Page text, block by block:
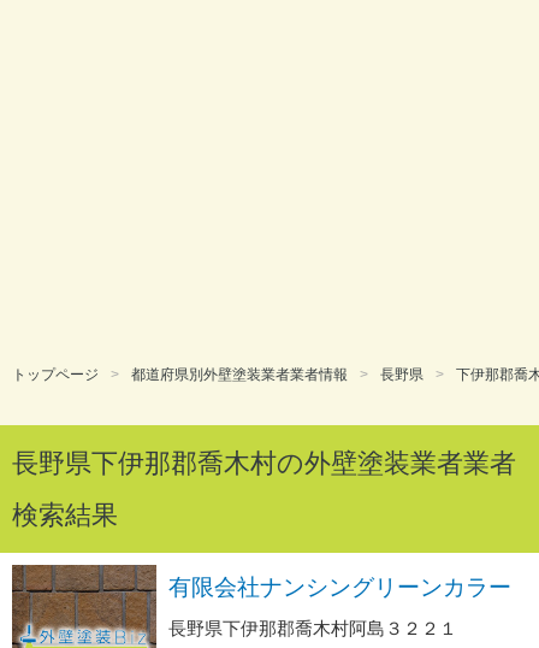
トップページ 都道府県別外壁塗装業者業者情報 長野県 下伊那郡喬
長野県下伊那郡喬木村の外壁塗装業者業者
検索結果
有限会社ナンシングリーンカラー
長野県下伊那郡喬木村阿島３２２１